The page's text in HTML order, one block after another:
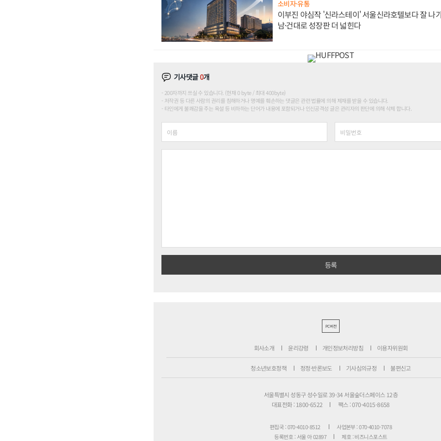
소비자·유통
이부진 야심작 '신라스테이' 서울신라호텔보다 잘 나
남·건대로 성장판 더 넓힌다
기사댓글0개
200자까지 쓰실 수 있습니다. (현재 0 byte / 최대 400byte)
저작권 등 다른 사람의 권리를 침해하거나 명예를 훼손하는 댓글은 관련 법률에 의해 제재를 받을 수 있습니다.
타인에게 불쾌감을 주는 욕설 등 비하하는 단어가 내용에 포함되거나 인신공격성 글은 관리자의 판단에 의해 삭제 합니다.
PC버전
회사소개 윤리강령 개인정보처리방침 이용자위원회
청소년보호정책 정정·반론보도 기사심의규정 불편신고
서울특별시 성동구 성수일로 39-34 서울숲더스페이스 12층
대표전화 : 1800-6522
팩스 : 070-4015-8658
편집국 : 070-4010-8512
사업본부 : 070-4010-7078
등록번호 : 서울 아 02897
제호 : 비즈니스포스트